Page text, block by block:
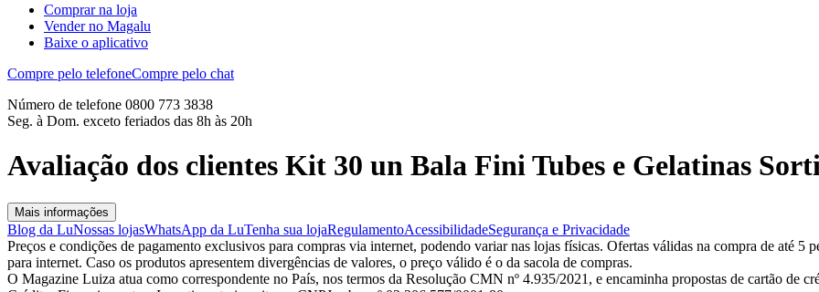
Comprar na loja
Vender no Magalu
Baixe o aplicativo
Compre pelo telefoneCompre pelo chat
Número de telefone 0800 773 3838
Seg. à Dom. exceto feriados das 8h às 20h
Avaliação dos clientes Kit 30 un Bala Fini Tubes e Gelatinas
Mais informações
Blog da LuNossas lojasWhatsApp da LuTenha sua lojaRegulamentoAcessibilidadeSegurança e Privacidade
Preços e condições de pagamento exclusivos para compras via internet, podendo variar nas lojas físicas. Ofertas válidas na compra de até 5
para internet. Caso os produtos apresentem divergências de valores, o preço válido é o da sacola de compras.
O Magazine Luiza atua como correspondente no País, nos termos da Resolução CMN nº 4.935/2021, e encaminha propostas de cartão de